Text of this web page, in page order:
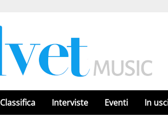
Classifica Interviste Eventi In